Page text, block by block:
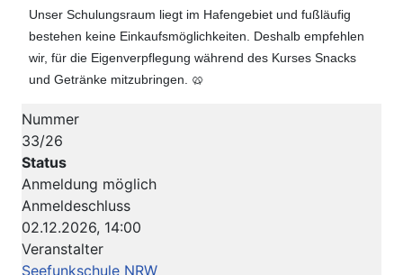
Unser Schulungsraum liegt im Hafengebiet und fußläufig
bestehen keine Einkaufsmöglichkeiten. Deshalb empfehlen
wir, für die Eigenverpflegung während des Kurses Snacks
und Getränke mitzubringen. 🥨
Nummer
33/26
Status
Anmeldung möglich
Anmeldeschluss
02.12.2026, 14:00
Veranstalter
Seefunkschule NRW